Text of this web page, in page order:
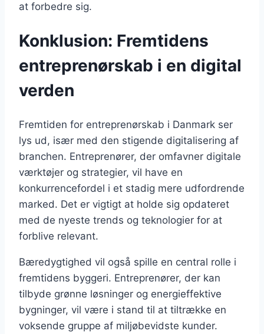
at forbedre sig.
Konklusion: Fremtidens
entreprenørskab i en digital
verden
Fremtiden for entreprenørskab i Danmark ser
lys ud, især med den stigende digitalisering af
branchen. Entreprenører, der omfavner digitale
værktøjer og strategier, vil have en
konkurrencefordel i et stadig mere udfordrende
marked. Det er vigtigt at holde sig opdateret
med de nyeste trends og teknologier for at
forblive relevant.
Bæredygtighed vil også spille en central rolle i
fremtidens byggeri. Entreprenører, der kan
tilbyde grønne løsninger og energieffektive
bygninger, vil være i stand til at tiltrække en
voksende gruppe af miljøbevidste kunder.